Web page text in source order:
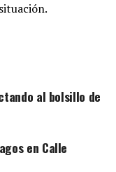
al bolsillo de
en Calle